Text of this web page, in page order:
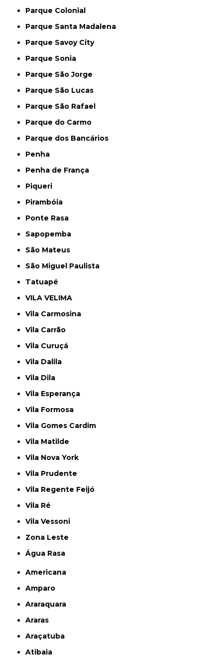
Parque Colonial
Parque Santa Madalena
Parque Savoy City
Parque Sonia
Parque São Jorge
Parque São Lucas
Parque São Rafael
Parque do Carmo
Parque dos Bancários
Penha
Penha de França
Piqueri
Pirambóia
Ponte Rasa
Sapopemba
São Mateus
São Miguel Paulista
Tatuapé
VILA VELIMA
Vila Carmosina
Vila Carrão
Vila Curuçá
Vila Dalila
Vila Dila
Vila Esperança
Vila Formosa
Vila Gomes Cardim
Vila Matilde
Vila Nova York
Vila Prudente
Vila Regente Feijó
Vila Ré
Vila Vessoni
Zona Leste
Água Rasa
Americana
Amparo
Araraquara
Araras
Araçatuba
Atibaia